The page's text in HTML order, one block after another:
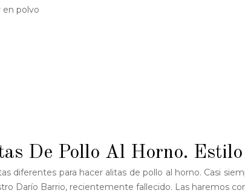
en polvo
De Pollo Al Horno.
diferentes para hacer alitas de pollo al horno. Casi
Darío Barrio, recientemente fallecido. Las haremos